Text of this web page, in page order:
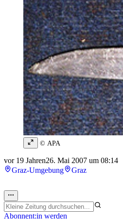
© APA
vor 19 Jahren26. Mai 2007 um 08:14
Graz-Umgebung
Graz
Abonnent:in werden